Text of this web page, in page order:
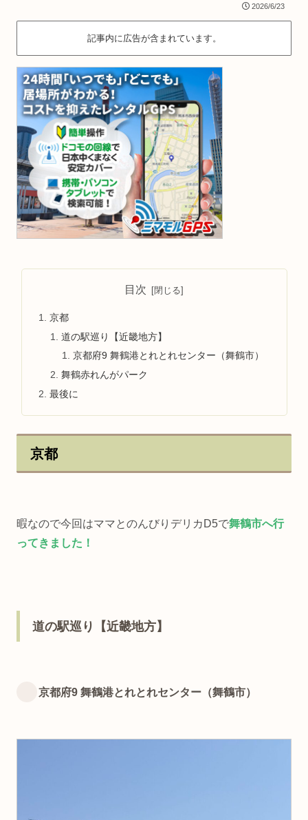
2026/6/23
記事内に広告が含まれています。
目次
京都
道の駅巡り【近畿地方】
京都府9 舞鶴港とれとれセンター（舞鶴市）
舞鶴赤れんがパーク
最後に
京都
暇なので今回はママとのんびりデリカD5で舞鶴市へ行
ってきました！
道の駅巡り【近畿地方】
京都府9 舞鶴港とれとれセンター（舞鶴市）